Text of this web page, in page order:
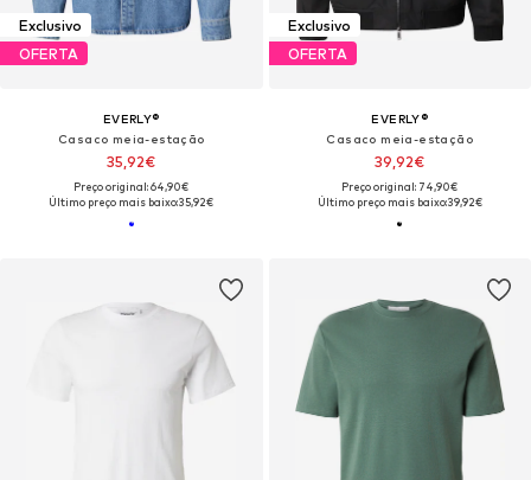
Exclusivo
OFERTA
EVERLY®
Casaco meia-estação
35,92€
Preço original: 64,90€
Último preço mais baixo:35,92€
Exclusivo
OFERTA
EVERLY®
Casaco meia-estação
39,92€
Preço original: 74,90€
Último preço mais baixo:39,92€